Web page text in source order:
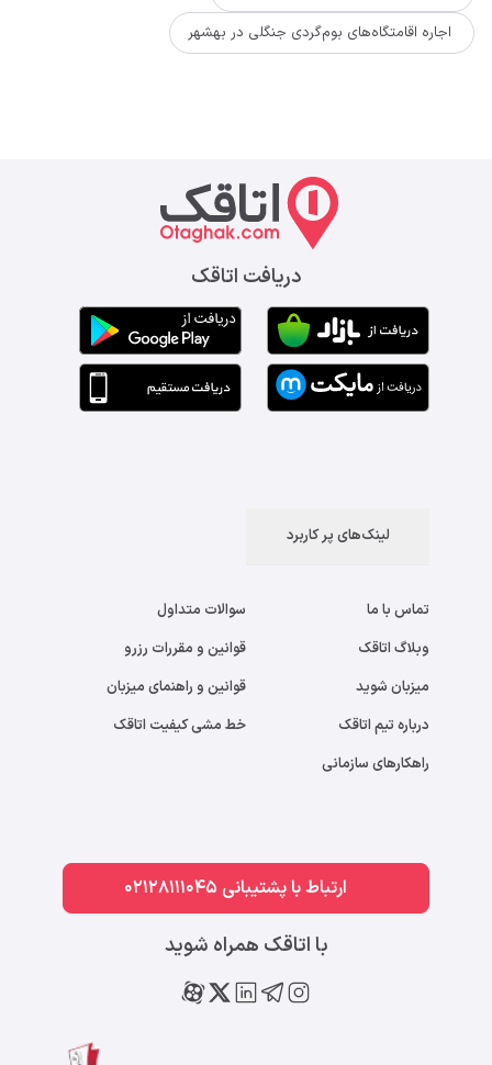
اجاره اقامتگاه‌های بوم‌گردی جنگلی در بهشهر
دریافت اتاقک
لینک‌های پر کاربرد
تماس با ما
وبلاگ اتاقک
میزبان شوید
درباره تیم اتاقک
راهکارهای سازمانی
سوالات متداول
قوانین و مقررات رزرو
قوانین و راهنمای میزبان
خط مشی کیفیت اتاقک
ارتباط با پشتیبانی 02128111045
با اتاقک همراه شوید